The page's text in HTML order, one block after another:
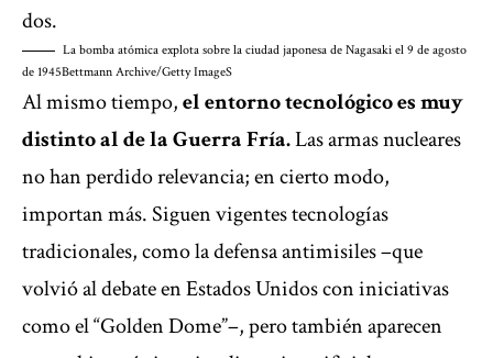
dos.
La bomba atómica explota sobre la ciudad japonesa de Nagasaki el 9 de agosto
de 1945Bettmann Archive/Getty ImageS
Al mismo tiempo,el entorno tecnológico es muy
distinto al de la Guerra Fría.Las armas nucleares
no han perdido relevancia; en cierto modo,
importan más. Siguen vigentes tecnologías
tradicionales, como la defensa antimisiles –que
volvió al debate en Estados Unidos con iniciativas
como el “Golden Dome”–, pero también aparecen